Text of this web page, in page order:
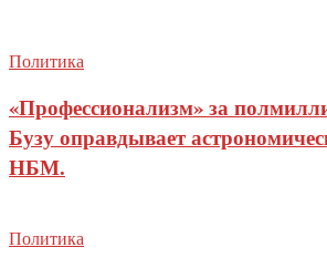
Политика
«Профессионализм» за
Бузу оправдывает
НБМ.
Политика